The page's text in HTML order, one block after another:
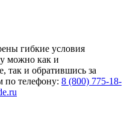
гибкие условия
можно как и
так и обратившись за
телефону: 8 (800) 775-18-